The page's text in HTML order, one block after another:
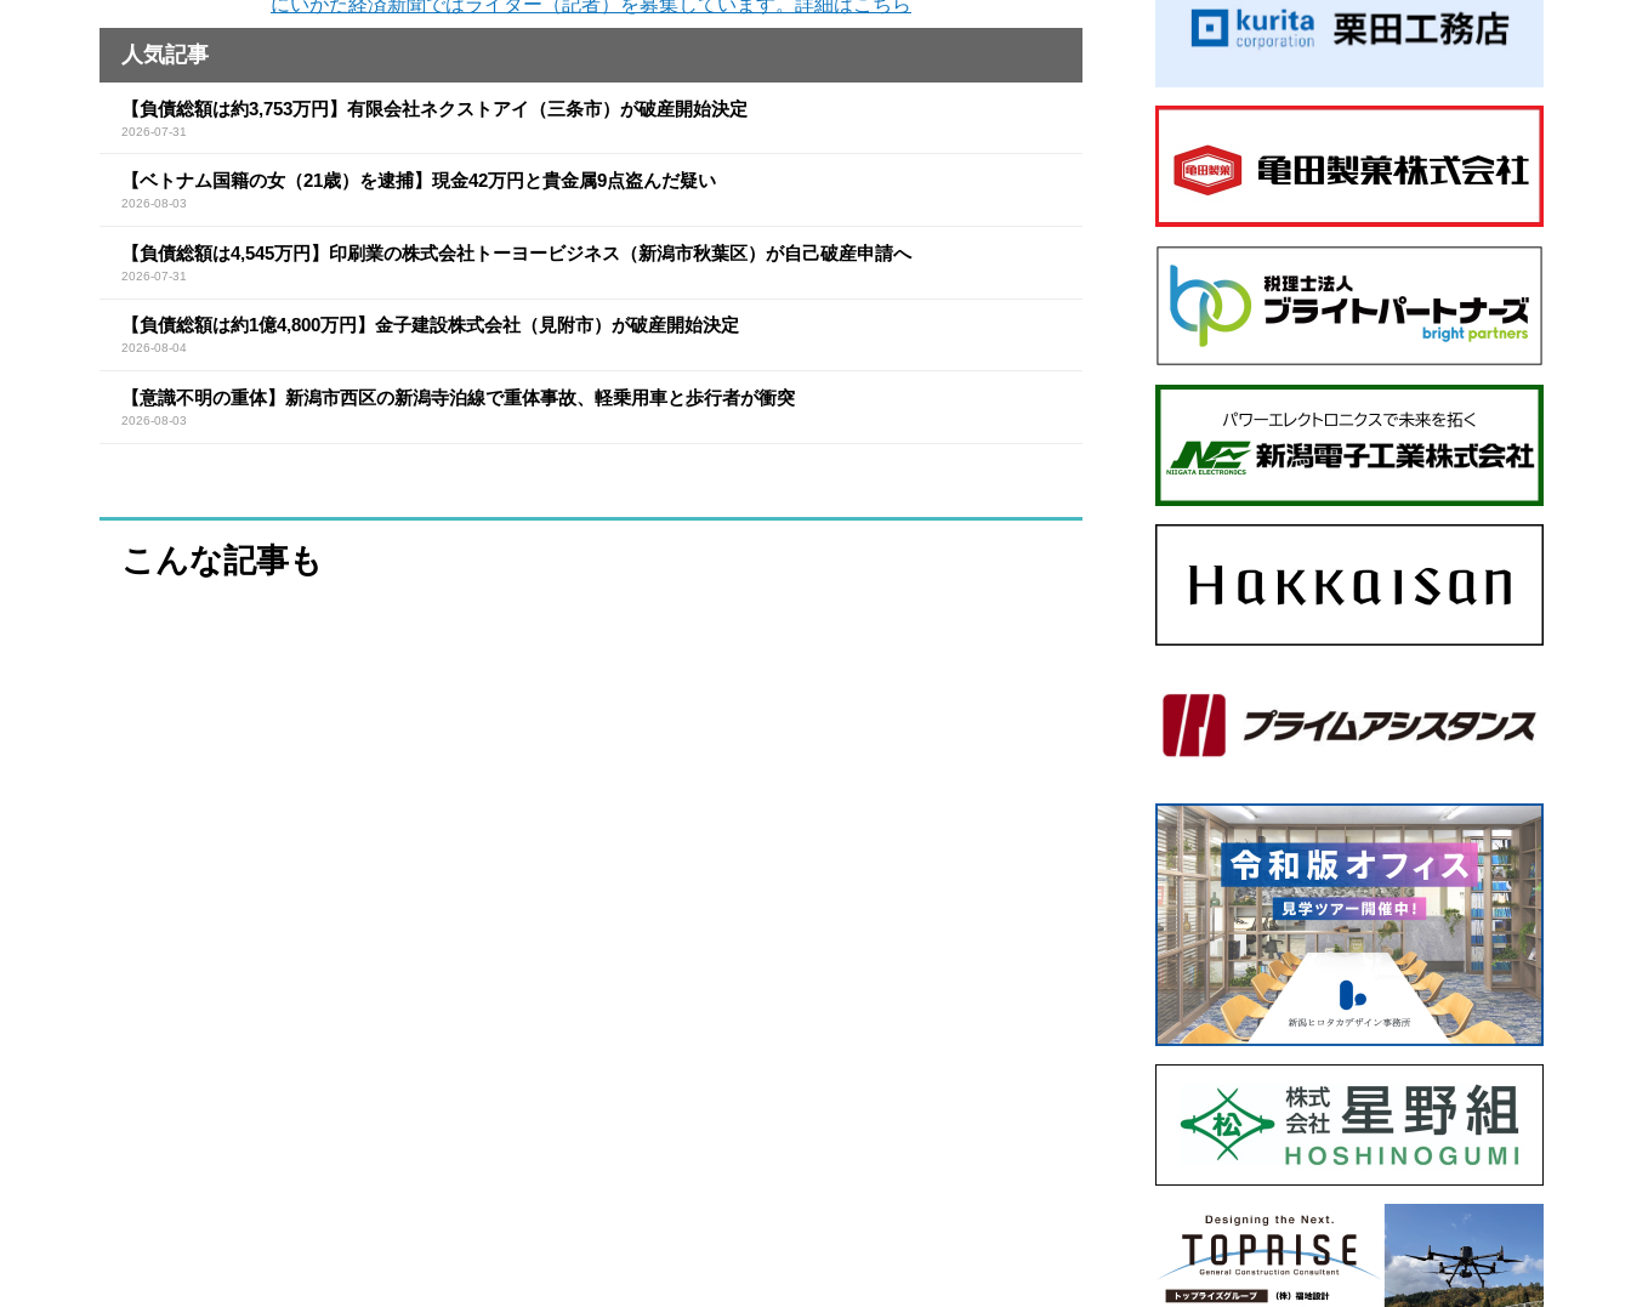
人気記事
【負債総額は約3,753万円】有限会社ネクストアイ（三条市）が破産開始決定
2026-07-31
【ベトナム国籍の女（21歳）を逮捕】現金42万円と貴金属9点盗んだ疑い
2026-08-03
【負債総額は4,545万円】印刷業の株式会社トーヨービジネス（新潟市秋葉区）が自己破産申請へ
2026-07-31
【負債総額は約1億4,800万円】金子建設株式会社（見附市）が破産開始決定
2026-08-04
【意識不明の重体】新潟市西区の新潟寺泊線で重体事故、軽乗用車と歩行者が衝突
2026-08-03
こんな記事も